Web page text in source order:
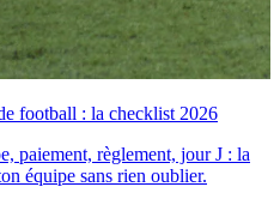
football : la checklist 2026
paiement, règlement, jour J : la
équipe sans rien oublier.